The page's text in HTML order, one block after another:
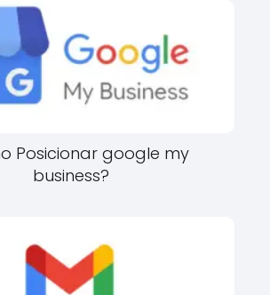
Posicionar google my
business?